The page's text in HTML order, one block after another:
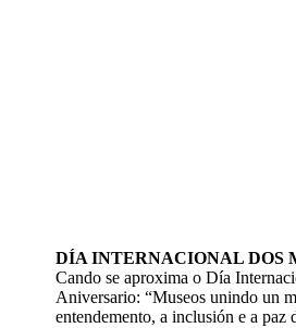
DÍA INTERNACIONAL DOS
Cando se aproxima o Día
Aniversario: “Museos unindo un
entendemento, a inclusión e a paz